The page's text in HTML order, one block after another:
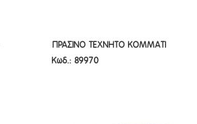
ΠΡΑΣΙΝΟ ΤΕΧΝΗΤΟ ΚΟΜΜΑΤΙ
ΤΑΠΗΤΑ 40Χ90ΕΚ
ΠΡΑΣΙΝΟ ΤΕΧΝΗΤΟ ΚΟΜΜΑΤΙ
ΤΑΠΗΤΑ 40Χ90ΕΚ
Κωδ.: 89970